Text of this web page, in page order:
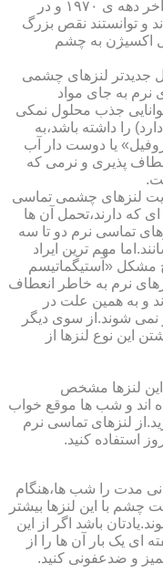
نفوذپذیر به اکسیژن ساخته شده اند،در اواخر دهه ی ۱۹۷۰ و در
طراحی شدند و توانستند نقص بزرگ
اکسیژن به چشم
جدیدتر لنزهای چشمی
به جای مواد
جذب محلول نمکی
را داشته باشد،به
یا دوست دار آب
پذیری و نرمی که
لنزهای چشمی تماسی
که دارند،تحمل آن ها
تماسی نرم دو تا سه
مهم ترین ایراد
مشکل «آستیگماتیسم
نرم به خاطر انعطاف
و به همین علت در
نمی شوند.از سوی دیگر
این نوع لنزها از
این لنزها مشخص
اند و شب ها موقع خواب
لنزهای تماسی نرم
مدت را شب ها،هنگام
چشم با این لنزها بیشتر
باشد اگر از این
ای یک بار آن ها را از
و ضدعفونی کنید.